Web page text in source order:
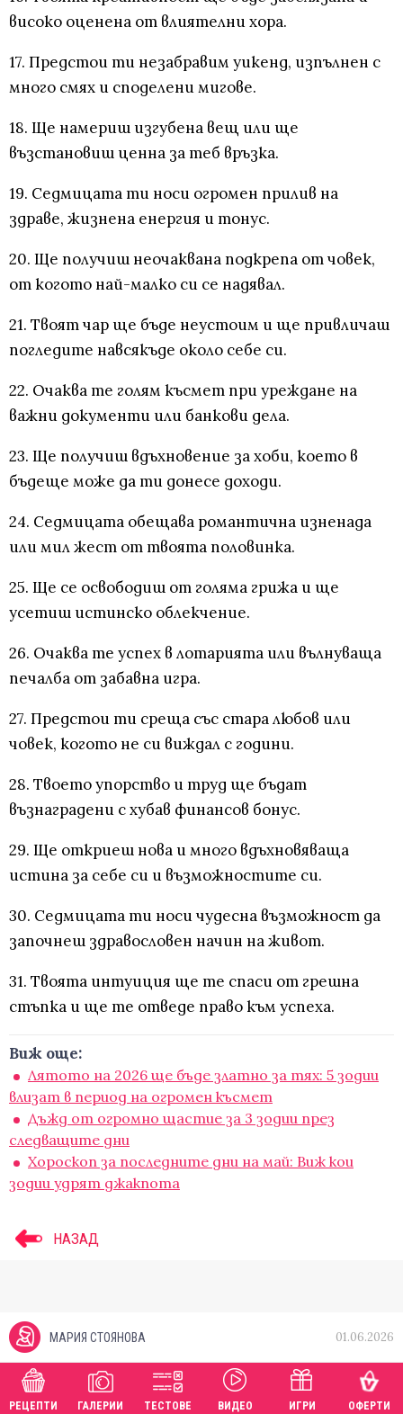
високо оценена от влиятелни хора.
17. Предстои ти незабравим уикенд, изпълнен с
много смях и споделени мигове.
18. Ще намериш изгубена вещ или ще
възстановиш ценна за теб връзка.
19. Седмицата ти носи огромен прилив на
здраве, жизнена енергия и тонус.
20. Ще получиш неочаквана подкрепа от човек,
от когото най-малко си се надявал.
21. Твоят чар ще бъде неустоим и ще привличаш
погледите навсякъде около себе си.
22. Очаква те голям късмет при уреждане на
важни документи или банкови дела.
23. Ще получиш вдъхновение за хоби, което в
бъдеще може да ти донесе доходи.
24. Седмицата обещава романтична изненада
или мил жест от твоята половинка.
25. Ще се освободиш от голяма грижа и ще
усетиш истинско облекчение.
26. Очаква те успех в лотарията или вълнуваща
печалба от забавна игра.
27. Предстои ти среща със стара любов или
човек, когото не си виждал с години.
28. Твоето упорство и труд ще бъдат
възнаградени с хубав финансов бонус.
29. Ще откриеш нова и много вдъхновяваща
истина за себе си и възможностите си.
30. Седмицата ти носи чудесна възможност да
започнеш здравословен начин на живот.
31. Твоята интуиция ще те спаси от грешна
стъпка и ще те отведе право към успеха.
Виж още:
Лятото на 2026 ще бъде златно за тях: 5 зодии
влизат в период на огромен късмет
Дъжд от огромно щастие за 3 зодии през
следващите дни
Хороскоп за последните дни на май: Виж кои
зодии удрят джакпота
НАЗАД
МАРИЯ СТОЯНОВА 01.06.2026
РЕЦЕПТИ ГАЛЕРИИ ТЕСТОВЕ ВИДЕО ИГРИ ОФЕРТИ